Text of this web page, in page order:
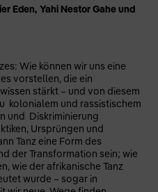
Eden, Yahi Nestor Gahe und
Wie können wir uns eine
vorstellen, die ein
stärkt – und von diesem
kolonialem und rassistischem
und Diskriminierung
Ursprüngen und
Tanz eine Form des
der Transformation sein; wie
wie der afrikanische Tanz
wurde – sogar in